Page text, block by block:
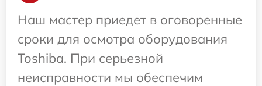
Наш мастер приедет в оговоренные
сроки для осмотра оборудования
Toshiba. При серьезной
неисправности мы обеспечим